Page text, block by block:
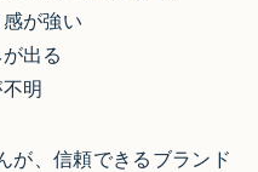
が強い
出る
明
が、信頼できるブランド